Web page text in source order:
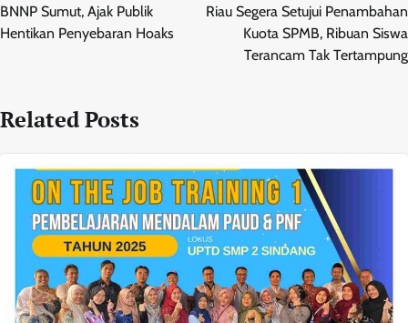
BNNP Sumut, Ajak Publik
Hentikan Penyebaran Hoaks
Riau Segera Setujui Penambahan
Kuota SPMB, Ribuan Siswa
Terancam Tak Tertampung
Related Posts